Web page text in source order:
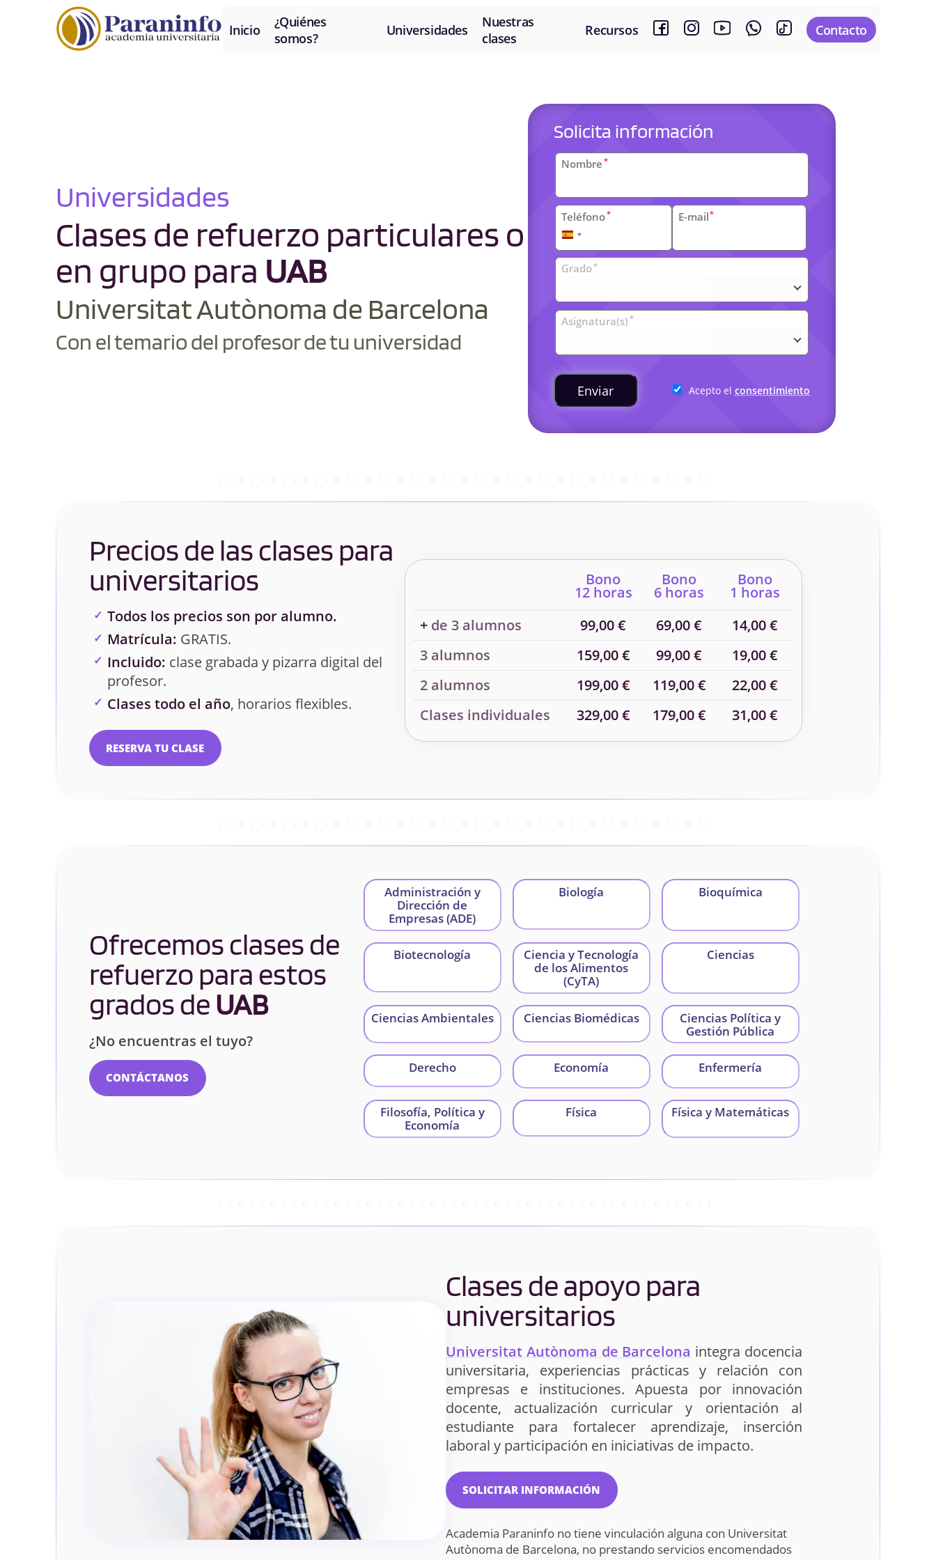
Inicio
¿Quiénes
somos?
Universidades
Nuestras
clases
Recursos Contacto
Universidades
Clases de refuerzo particulares o
en grupo para UAB
Universitat Autònoma de Barcelona
Con el temario del profesor de tu universidad
Solicita información
Datos
Nombre *
Teléfono*
España
+34
E-mail*
Clases
Grado*
Asignatura(s) *
Enviar Acepto elconsentimiento
Precios de las clases para
universitarios
Todos los precios son por alumno.
Matrícula: GRATIS.
Incluido: clase grabada y pizarra digital del
profesor.
Clases todo el año, horarios flexibles.
RESERVA TU CLASE
Bono
12 horas
Bono
6 horas
Bono
1 horas
+de 3 alumnos 99,00 € 69,00 €
14,00 €
3 alumnos
159,00 € 99,00 €
19,00 €
2 alumnos
199,00 € 119,00 €
22,00 €
Clases individuales
329,00 € 179,00 € 31,00 €
Ofrecemos clases de
refuerzo para estos
grados deUAB
¿No encuentras el tuyo?
CONTÁCTANOS
Administración y
Dirección de
Empresas (ADE)
Biología Bioquímica
Biotecnología
Ciencia y Tecnología
de los Alimentos
(CyTA)
Ciencias
Ciencias Ambientales Ciencias Biomédicas
Ciencias Política y
Gestión Pública
Derecho Economía Enfermería
Filosofía, Política y
Economía
Física Física y Matemáticas
Inteligentes y
Ingeniería de
Ingeniería
Ingeniería Química
Matemática
Computacional y
Analítica de Datos
Matemáticas
Nanociencia y
Nanotecnología
Psicología Química
Veterinaria
Clases de apoyo para
universitarios
Universitat Autònoma de Barcelona integra docencia
universitaria, experiencias prácticas y relación con
empresas e instituciones. Apuesta por innovación
docente, actualización curricular y orientación al
estudiante para fortalecer aprendizaje, inserción
laboral y participación en iniciativas de impacto.
SOLICITAR INFORMACIÓN
Academia Paraninfo no tiene vinculación alguna con Universitat
Autònoma de Barcelona, no prestando servicios encomendados